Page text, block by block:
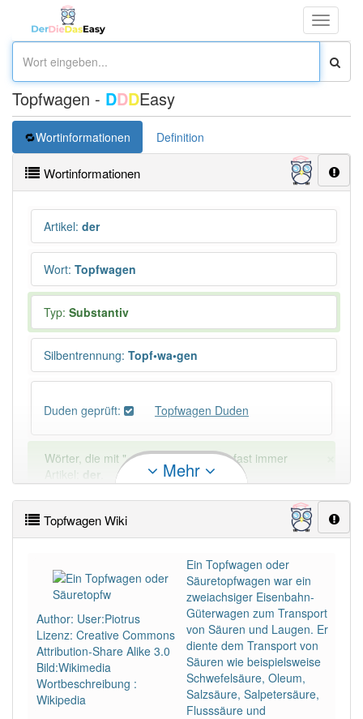
Toggle
Topfwagen - DDDEasy
Wortinformationen Definition
Wortinformationen
Artikel: der
Wort: Topfwagen
Typ: Substantiv
Silbentrennung: Topf•wa•gen
Duden geprüft: Topfwagen Duden
Wörter, die mit "-gen" enden, haben fast immer
Artikel:
der
DER:418
DAS:198 Ausnahmen Beispiele
PowerIndex:2
Häufigkeit: 2 von 10
Mehr
Topfwagen Wiki
Author: User:Piotrus
Lizenz: Creative Commons
Attribution-Share Alike 3.0
Bild:Wikimedia
Wortbeschreibung :
Wikipedia
Ein Topfwagen oder
Säuretopfwagen war ein
zweiachsiger Eisenbahn-
Güterwagen zum Transport
von Säuren und Laugen. Er
diente dem Transport von
Säuren wie beispielsweise
Schwefelsäure, Oleum,
Salzsäure, Salpetersäure,
Flusssäure und